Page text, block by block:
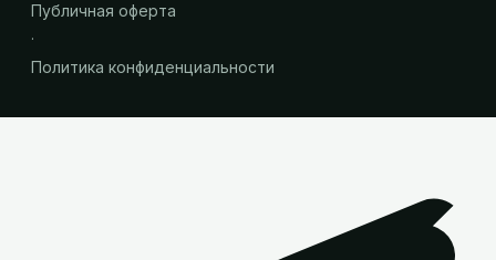
Публичная оферта
·
Политика конфиденциальности